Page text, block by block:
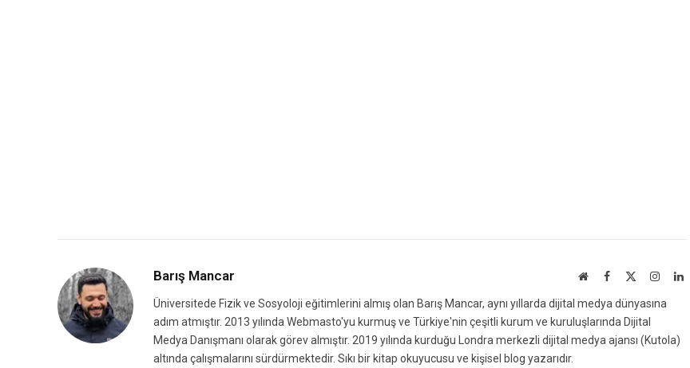
Barış Mancar WebsiteFacebook
Üniversitede Fizik ve Sosyoloji eğitimlerini almış olan Barış Mancar, aynı yıllarda dijital medya dünyasına
adım atmıştır. 2013 yılında Webmasto'yu kurmuş ve Türkiye'nin çeşitli kurum ve kuruluşlarında Dijital
Medya Danışmanı olarak görev almıştır. 2019 yılında kurduğu Londra merkezli dijital medya ajansı (Kutola)
altında çalışmalarını sürdürmektedir. Sıkı bir kitap okuyucusu ve kişisel blog yazarıdır.